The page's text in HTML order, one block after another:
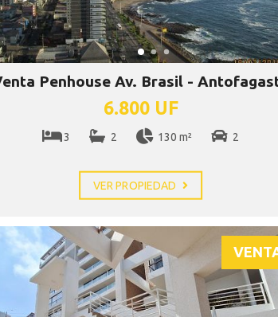
Penhouse Av. Brasil -
6.800 UF
3 2 130 m² 2
VER PROPIEDAD